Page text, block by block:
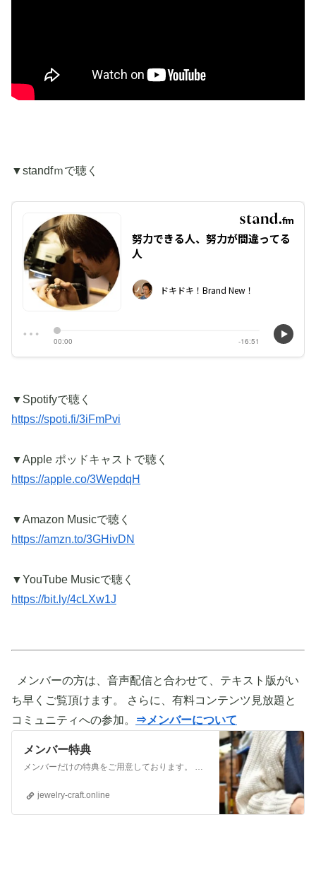
▼standfｍで聴く
▼Spotifyで聴く
https://spoti.fi/3iFmPvi
▼Apple ポッドキャストで聴く
https://apple.co/3WepdqH
▼Amazon Musicで聴く
https://amzn.to/3GHivDN
▼YouTube Musicで聴く
https://bit.ly/4cLXw1J
メンバーの方は、音声配信と合わせて、テキスト版がい
ち早くご覧頂けます。 さらに、有料コンテンツ見放題と
コミュニティへの参加。
⇒メンバーについて
メンバー特典
メンバーだけの特典をご用意しております。 ぜひご活用頂き、ご自身の活動に役立てて下さい。 ⇒メンバーについて詳しく見てみる メンバーになる （） ①有料コンテンツが見放題！ ジュエリー制作に関する情報やビジネス情報やブランディングに関する情
jewelry-craft.online